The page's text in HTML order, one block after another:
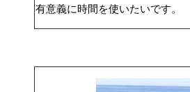
有意義に時間を使いたいです。